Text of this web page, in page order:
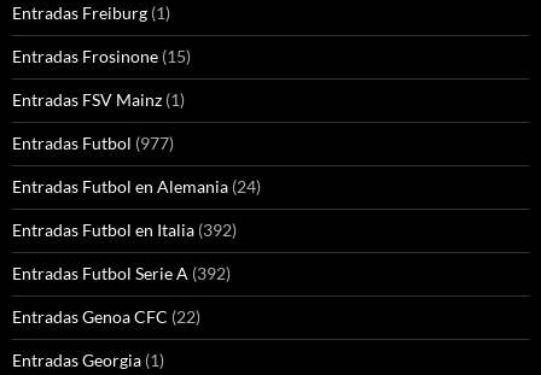
Entradas Freiburg (1)
Entradas Frosinone (15)
Entradas FSV Mainz (1)
Entradas Futbol (977)
Entradas Futbol en Alemania (24)
Entradas Futbol en Italia (392)
Entradas Futbol Serie A (392)
Entradas Genoa CFC (22)
Entradas Georgia (1)